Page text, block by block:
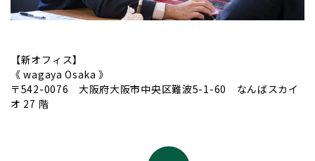
【新オフィス】
《 wagaya Osaka 》
〒542-0076 大阪府大阪市中央区難波5-1-60 なんばスカイ
オ 27 階